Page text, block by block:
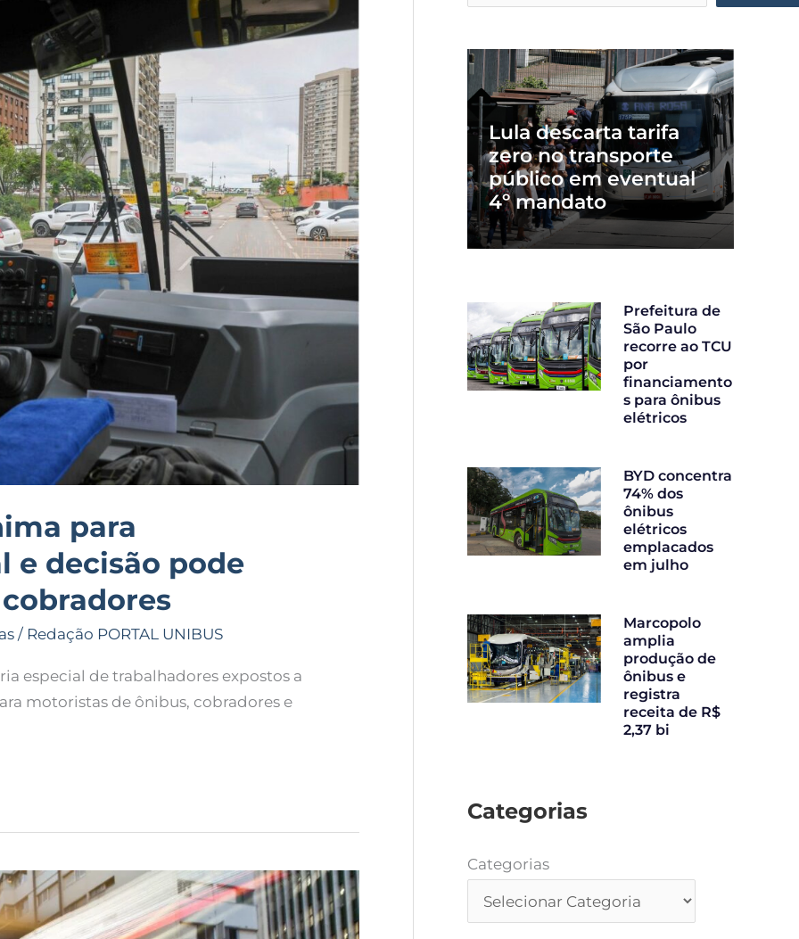
para
e decisão pode
/ Redação PORTAL UNIBUS
especial de trabalhadores expostos a
motoristas de ônibus, cobradores e
Lula descarta tarifa
zero no transporte
público em eventual
4º mandato
Prefeitura de
São Paulo
recorre ao TCU
por
financiamento
s para ônibus
elétricos
BYD concentra
74% dos
ônibus
elétricos
emplacados
em julho
Marcopolo
amplia
produção de
ônibus e
registra
receita de R$
2,37 bi
Categorias
Categorias